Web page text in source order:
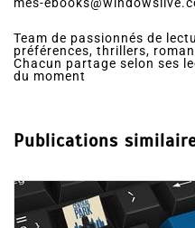
mes-
Team de passionnés de
préférences, thrillers,
Chacun partage selon ses
du moment
Publications